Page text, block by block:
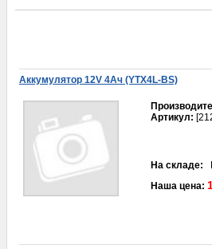
Аккумулятор 12V 4Aч (YTX4L-BS)
Артикул:
На складе:
Наша цена: